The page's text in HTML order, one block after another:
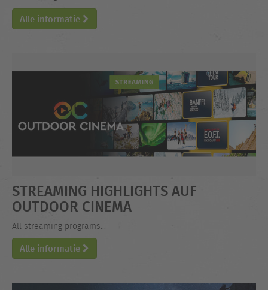
Alle informatie
STREAMING HIGHLIGHTS AUF
OUTDOOR CINEMA
All streaming programs...
Alle informatie